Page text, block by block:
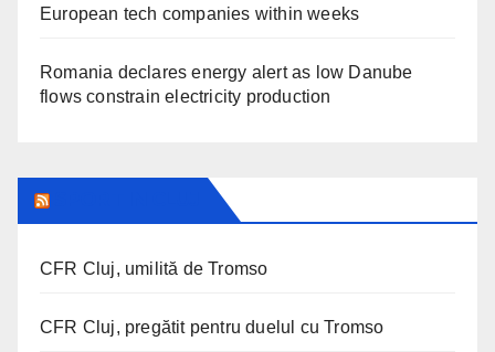
European tech companies within weeks
Romania declares energy alert as low Danube
flows constrain electricity production
CFR Cluj, umilită de Tromso
CFR Cluj, pregătit pentru duelul cu Tromso